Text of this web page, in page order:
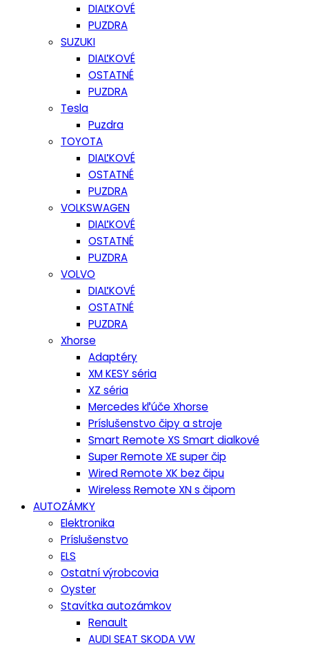
DIAĽKOVÉ
PUZDRA
SUZUKI
DIAĽKOVÉ
OSTATNÉ
PUZDRA
Tesla
Puzdra
TOYOTA
DIAĽKOVÉ
OSTATNÉ
PUZDRA
VOLKSWAGEN
DIAĽKOVÉ
OSTATNÉ
PUZDRA
VOLVO
DIAĽKOVÉ
OSTATNÉ
PUZDRA
Xhorse
Adaptéry
XM KESY séria
XZ séria
Mercedes kľúče Xhorse
Príslušenstvo čipy a stroje
Smart Remote XS Smart dialkové
Super Remote XE super čip
Wired Remote XK bez čipu
Wireless Remote XN s čipom
AUTOZÁMKY
Elektronika
Príslušenstvo
ELS
Ostatní výrobcovia
Oyster
Stavítka autozámkov
Renault
AUDI SEAT SKODA VW